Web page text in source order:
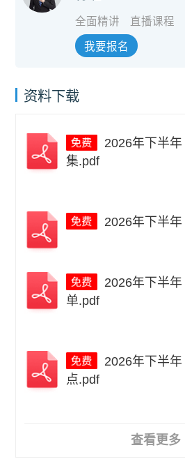
全面精讲 直播课程
我要报名
资料下载
集.pdf
2026年下半
单.pdf
点.pdf
查看更多